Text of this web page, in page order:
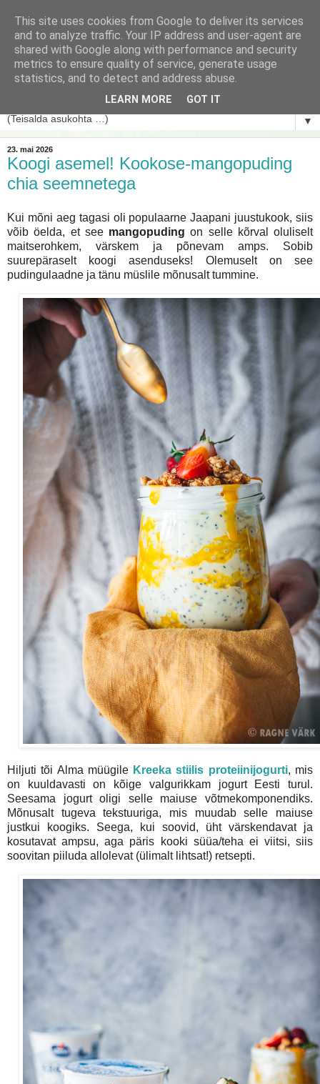
▼
23. mai 2026
Koogi asemel! Kookose-mangopuding
chia seemnetega
Kui mõni aeg tagasi oli populaarne Jaapani juustukook, siis
võib öelda, et see mangopudingon selle kõrval oluliselt
maitserohkem, värskem ja põnevam amps. Sobib
suurepäraselt koogi asenduseks! Olemuselt on see
pudingulaadne ja tänu müslile mõnusalt tummine.
Hiljuti tõi Alma müügile Kreeka stiilis proteiinijogurti, mis
on kuuldavasti on kõige valgurikkam jogurt Eesti turul.
Seesama jogurt oligi selle maiuse võtmekomponendiks.
Mõnusalt tugeva tekstuuriga, mis muudab selle maiuse
justkui koogiks. Seega, kui soovid, üht värskendavat ja
kosutavat ampsu, aga päris kooki süüa/teha ei viitsi, siis
soovitan piiluda allolevat (ülimalt lihtsat!) retsepti.
This site uses cookies from Google to deliver its services
and to analyze traffic. Your IP address and user-agent are
shared with Google along with performance and security
metrics to ensure quality of service, generate usage
statistics, and to detect and address abuse.
LEARN MORE GOT IT